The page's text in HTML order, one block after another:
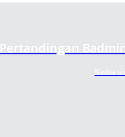
Pertandingan
Kedua